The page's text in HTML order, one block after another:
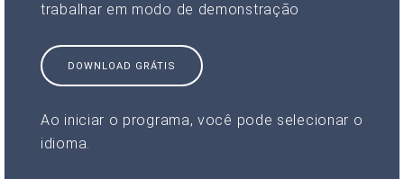
trabalhar em modo de demonstração
DOWNLOAD GRÁTIS
Ao iniciar o programa, você pode selecionar o
idioma.